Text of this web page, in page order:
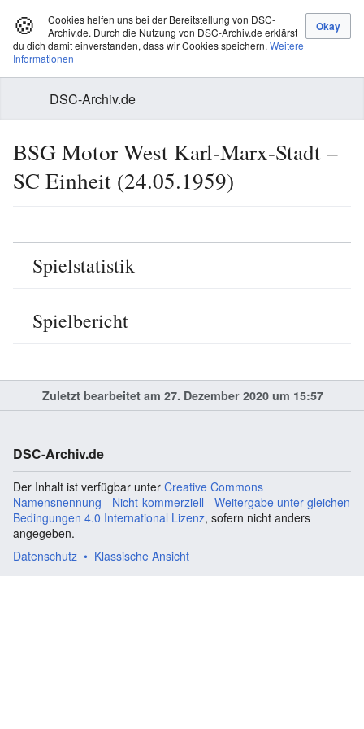
🍪
Cookies helfen uns bei der Bereitstellung von DSC-
Archiv.de. Durch die Nutzung von DSC-Archiv.de erklärst
du dich damit einverstanden, dass wir Cookies speichern. Weitere
Informationen
DSC-Archiv.de
BSG Motor West Karl-Marx-Stadt –
SC Einheit (24.05.1959)
Spielstatistik
Spielbericht
Zuletzt bearbeitet am 27. Dezember 2020 um 15:57
DSC-Archiv.de
Der Inhalt ist verfügbar unter Creative Commons
Namensnennung - Nicht-kommerziell - Weitergabe unter gleichen
Bedingungen 4.0 International Lizenz, sofern nicht anders
angegeben.
Datenschutz
Klassische Ansicht